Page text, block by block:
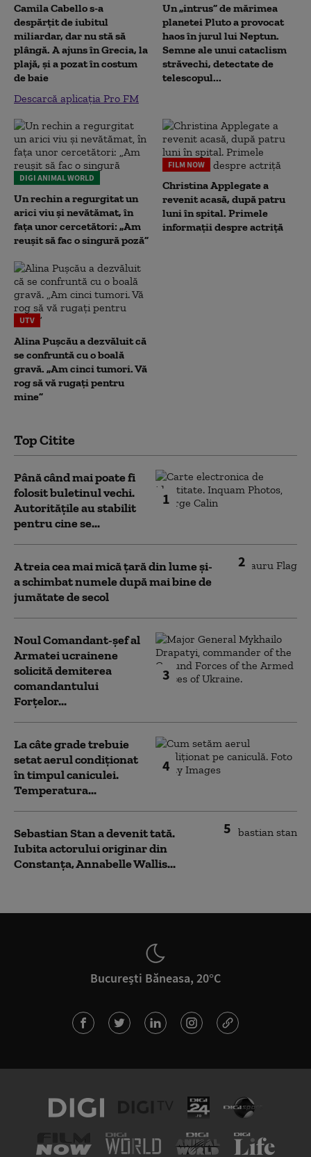
Camila Cabello s-a
despărțit de iubitul
miliardar, dar nu stă să
plângă. A ajuns în Grecia, la
plajă, și a pozat în costum
de baie
Descarcă aplicația Pro FM
Un „intrus” de mărimea
planetei Pluto a provocat
haos în jurul lui Neptun.
Semne ale unui cataclism
străvechi, detectate de
telescopul...
DIGI ANIMAL WORLD
Un rechin a regurgitat un
arici viu și nevătămat, în
fața unor cercetători: „Am
reușit să fac o singură poză”
FILM NOW
Christina Applegate a
revenit acasă, după patru
luni în spital. Primele
informații despre actriță
UTV
Alina Pușcău a dezvăluit că
se confruntă cu o boală
gravă. „Am cinci tumori. Vă
rog să vă rugați pentru
mine”
Top Citite
1
Până când mai poate fi
folosit buletinul vechi.
Autoritățile au stabilit
pentru cine se...
2
A treia cea mai mică țară din lume și-
a schimbat numele după mai bine de
jumătate de secol
3
Noul Comandant-șef al
Armatei ucrainene
solicită demiterea
comandantului
Forțelor...
4
La câte grade trebuie
setat aerul condiționat
în timpul caniculei.
Temperatura...
5
Sebastian Stan a devenit tată.
Iubita actorului originar din
Constanța, Annabelle Wallis...
București Băneasa, 20°C